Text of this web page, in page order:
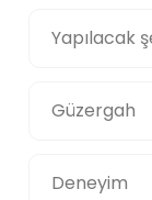
Yapılacak
Güzergah
Deneyim